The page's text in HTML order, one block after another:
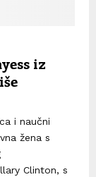
iz
i naučni
žena s
Clinton, s